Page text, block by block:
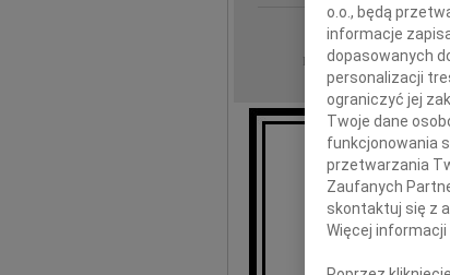
REGION: Warszawa
DATA EMISJI:
o.o., będą
informacje
dopasowanych
personalizacji
ograniczyć jej
Twoje dane
funkcjonowania
przetwarzania
Zaufanych
skontaktuj się z
Więcej